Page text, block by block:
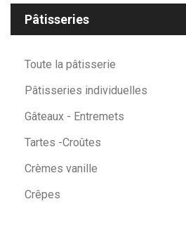
Pâtisseries
Toute la pâtisserie
Pâtisseries individuelles
Gâteaux - Entremets
Tartes -Croûtes
Crèmes vanille
Crêpes